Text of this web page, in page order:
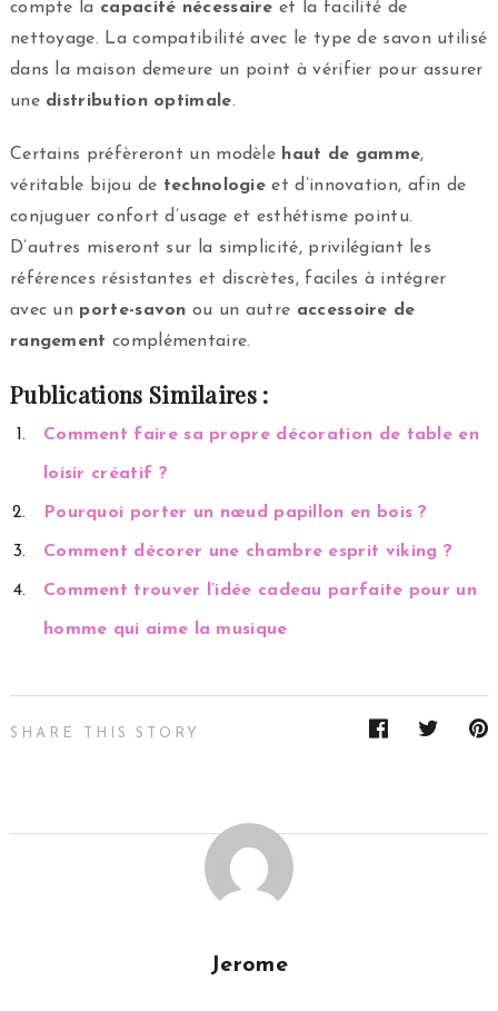
compte la capacité nécessaire et la facilité de
nettoyage. La compatibilité avec le type de savon utilisé
dans la maison demeure un point à vérifier pour assurer
une distribution optimale.
Certains préfèreront un modèle haut de gamme,
véritable bijou de technologie et d’innovation, afin de
conjuguer confort d’usage et esthétisme pointu.
D’autres miseront sur la simplicité, privilégiant les
références résistantes et discrètes, faciles à intégrer
avec un porte-savon ou un autre accessoire de
rangement complémentaire.
Publications Similaires :
Comment faire sa propre décoration de table en
loisir créatif ?
Pourquoi porter un nœud papillon en bois ?
Comment décorer une chambre esprit viking ?
Comment trouver l’idée cadeau parfaite pour un
homme qui aime la musique
SHARE THIS STORY
Jerome